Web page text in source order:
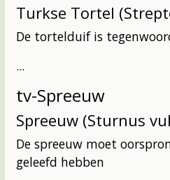
Turkse Tortel
De tortelduif is
...
tv-Spreeuw
Spreeuw (Sturnus
De spreeuw moet
geleefd hebben